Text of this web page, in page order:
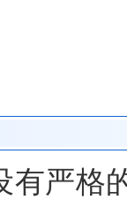
有严格